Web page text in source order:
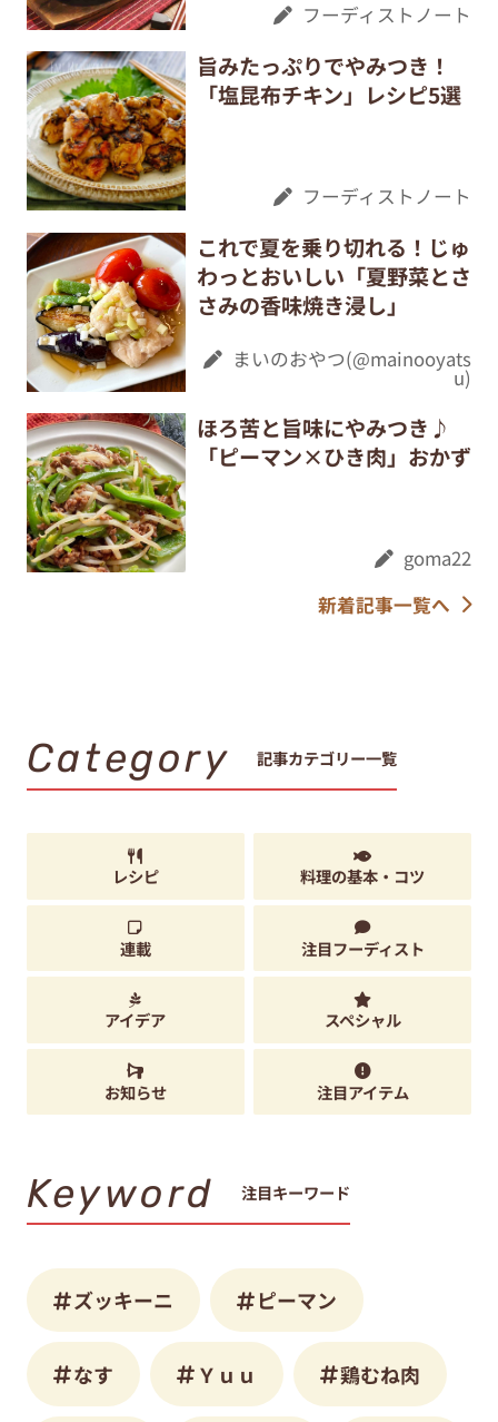
フーディストノート
旨みたっぷりでやみつき！
「塩昆布チキン」レシピ5選
フーディストノート
これで夏を乗り切れる！じゅ
わっとおいしい「夏野菜とさ
さみの香味焼き浸し」
まいのおやつ(@mainooyats
u)
ほろ苦と旨味にやみつき♪
「ピーマン×ひき肉」おかず
goma22
新着記事一覧へ
Category 記事カテゴリー一覧
レシピ 料理の基本・コツ
連載 注目フーディスト
アイデア スペシャル
お知らせ 注目アイテム
Keyword 注目キーワード
ズッキーニ ピーマン
なす Ｙｕｕ 鶏むね肉